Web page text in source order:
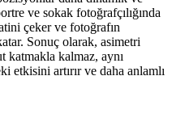
ve sokak fotoğrafçılığında
çeker ve fotoğrafın
Sonuç olarak, asimetri
katmakla kalmaz, aynı
etkisini artırır ve daha anlamlı